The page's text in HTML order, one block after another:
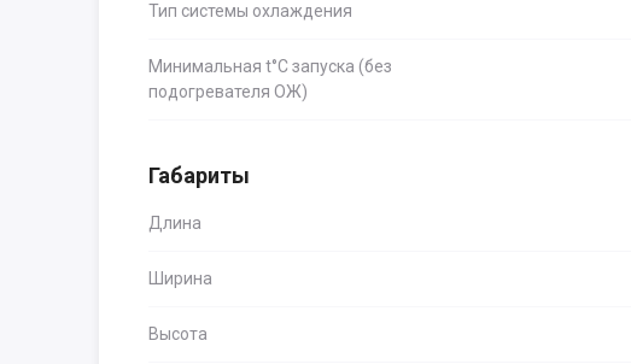
Тип системы охлаждения
Минимальная t°С запуска (без
подогревателя ОЖ)
Габариты
Длина
Ширина
Высота